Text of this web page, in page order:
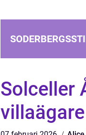
Solceller